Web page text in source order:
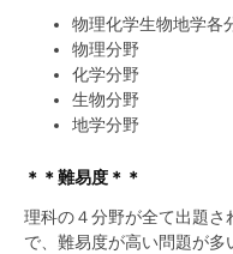
物理化学生物地学各
物理分野
化学分野
生物分野
地学分野
＊＊難易度＊＊
理科の４分野が全て出題さ
で、難易度が高い問題が多